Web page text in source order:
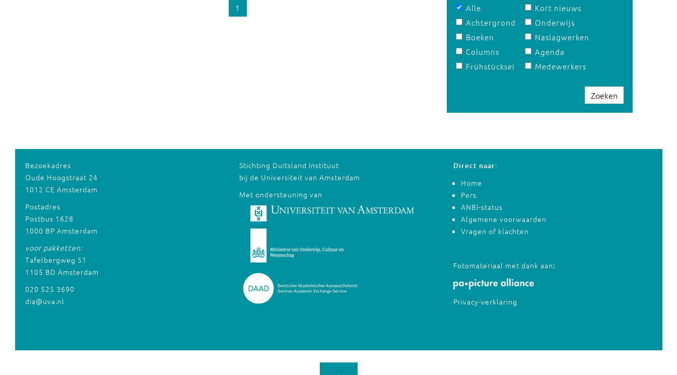
1
Alle
Achtergrond
Boeken
Columns
Frühstücksei
Kort nieuws
Onderwijs
Naslagwerken
Agenda
Medewerkers
Zoeken
Bezoekadres
Oude Hoogstraat 24
1012 CE Amsterdam
Postadres
Postbus 1628
1000 BP Amsterdam
voor pakketten:
Tafelbergweg 51
1105 BD Amsterdam
020 525 3690
dia@uva.nl
Stichting Duitsland Instituut
bij de Universiteit van Amsterdam
Met ondersteuning van
Direct naar:
Home
Pers
ANBI-status
Algemene voorwaarden
Vragen of klachten
Fotomateriaal met dank aan:
Privacy-verklaring